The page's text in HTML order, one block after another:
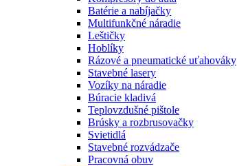
Batérie a nabíjačky
Multifunkčné náradie
Leštičky
Hoblíky
Rázové a pneumatické uťahováky
Stavebné lasery
Vozíky na náradie
Búracie kladivá
Teplovzdušné pištole
Brúsky a rozbrusovačky
Svietidlá
Stavebné rozvádzače
Pracovná obuv